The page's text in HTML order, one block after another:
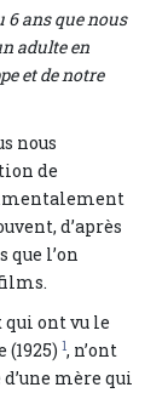
6 ans que nous
adulte en
et de notre
nous
de
d’après
que l’on
qui ont vu le
1, n’ont
mère qui